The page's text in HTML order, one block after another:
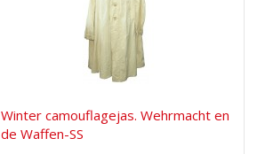
Winter camouflagejas. Wehrmacht en
de Waffen-SS